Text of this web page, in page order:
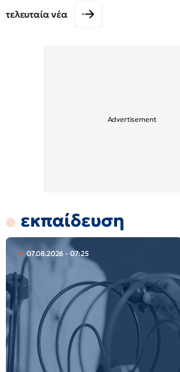
τελευταία νέα
εκπαίδευση
07.08.2026 - 07:25